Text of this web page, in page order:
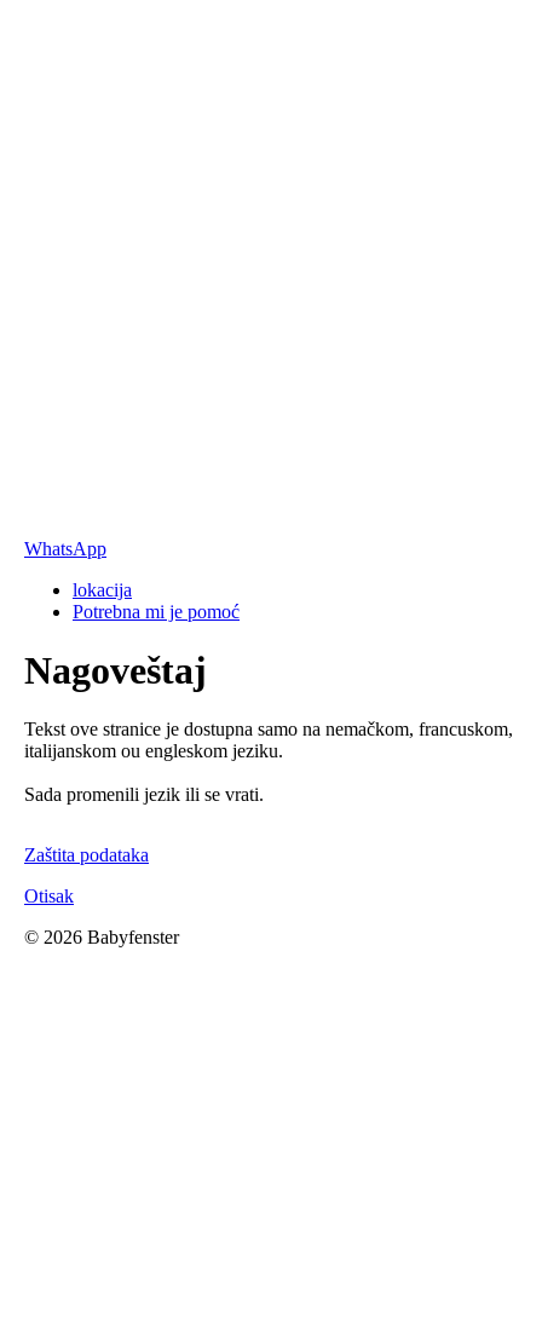
WhatsApp
lokacija
Potrebna mi je pomoć
Nagoveštaj
Tekst ove stranice je dostupna samo na nemačkom, francuskom,
italijanskom ou engleskom jeziku.
Sada promenili jezik ili se vrati.
Zaštita podataka
Otisak
© 2026 Babyfenster